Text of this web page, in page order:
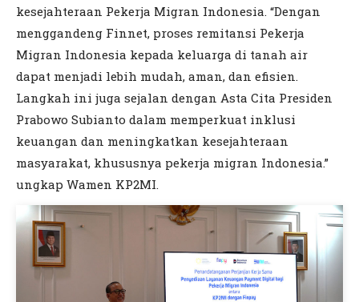
kesejahteraan Pekerja Migran Indonesia. “Dengan
menggandeng Finnet, proses remitansi Pekerja
Migran Indonesia kepada keluarga di tanah air
dapat menjadi lebih mudah, aman, dan efisien.
Langkah ini juga sejalan dengan Asta Cita Presiden
Prabowo Subianto dalam memperkuat inklusi
keuangan dan meningkatkan kesejahteraan
masyarakat, khususnya pekerja migran Indonesia.”
ungkap Wamen KP2MI.